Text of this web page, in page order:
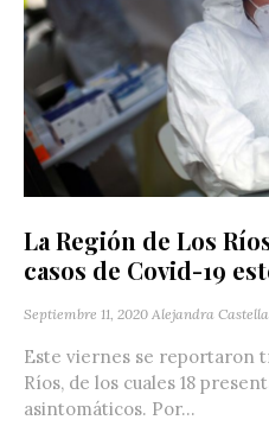
La Región de Los
casos de Covid-19
Septiembre 11, 2020 Alejandra
Este viernes se reportaron
Ríos, de los cuales 18
asintomáticos. Por...